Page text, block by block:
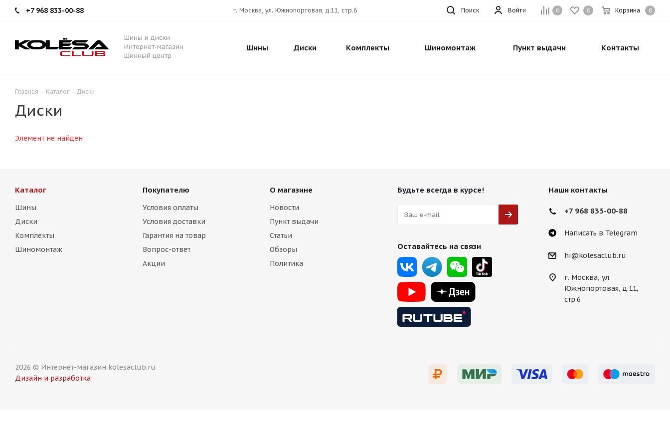
+7 968 833-00-88 0 0 Корзина 0
Войти
г. Москва, ул. Южнопортовая, д.11, стр.6 Поиск
Шины и диски
Интернет-магазин
Шинный центр
Шины Диски Комплекты Шиномонтаж Пункт выдачи Контакты
Главная - Каталог - Диски
Диски
Элемент не найден
Каталог
Шины
Диски
Комплекты
Шиномонтаж
Покупателю
Условия оплаты
Условия доставки
Гарантия на товар
Вопрос-ответ
Акции
О магазине
Новости
Пункт выдачи
Статьи
Обзоры
Политика
Будьте всегда в курсе!
Оставайтесь на связи
Наши контакты
+7 968 833-00-88
Написать в Telegram
hi@kolesaclub.ru
г. Москва, ул.
Южнопортовая, д.11,
стр.6
2026 © Интернет-магазин kolesaclub.ru
Дизайн и разработка